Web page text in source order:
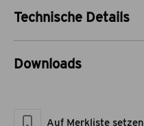
Technische Details
Marke
Downloads
Auf Merkliste setzen